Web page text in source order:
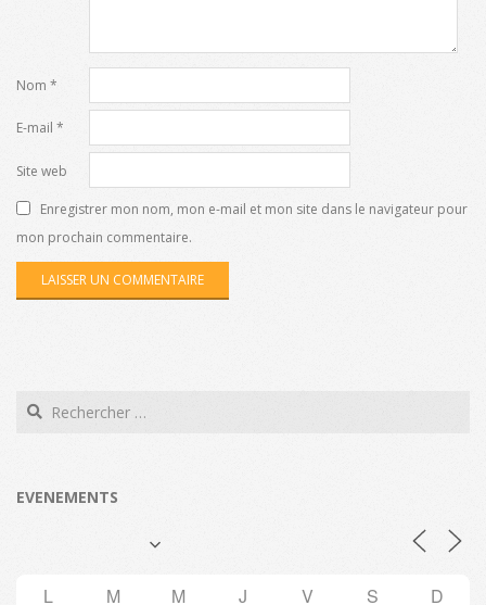
Nom *
E-mail *
Site web
Enregistrer mon nom, mon e-mail et mon site dans le navigateur pour
mon prochain commentaire.
Search
EVENEMENTS
L M M J V S D